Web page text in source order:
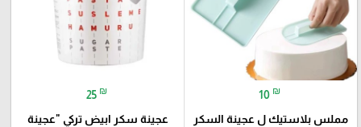
10 ₪
مملس بلاستيك ل عجينة السكر
25 ₪
عجينة سكر ابيض تركي "عجينة